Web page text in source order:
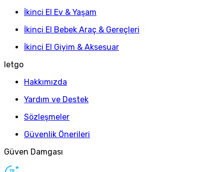
İkinci El Ev & Yaşam
İkinci El Bebek Araç & Gereçleri
İkinci El Giyim & Aksesuar
letgo
Hakkımızda
Yardım ve Destek
Sözleşmeler
Güvenlik Önerileri
Güven Damgası